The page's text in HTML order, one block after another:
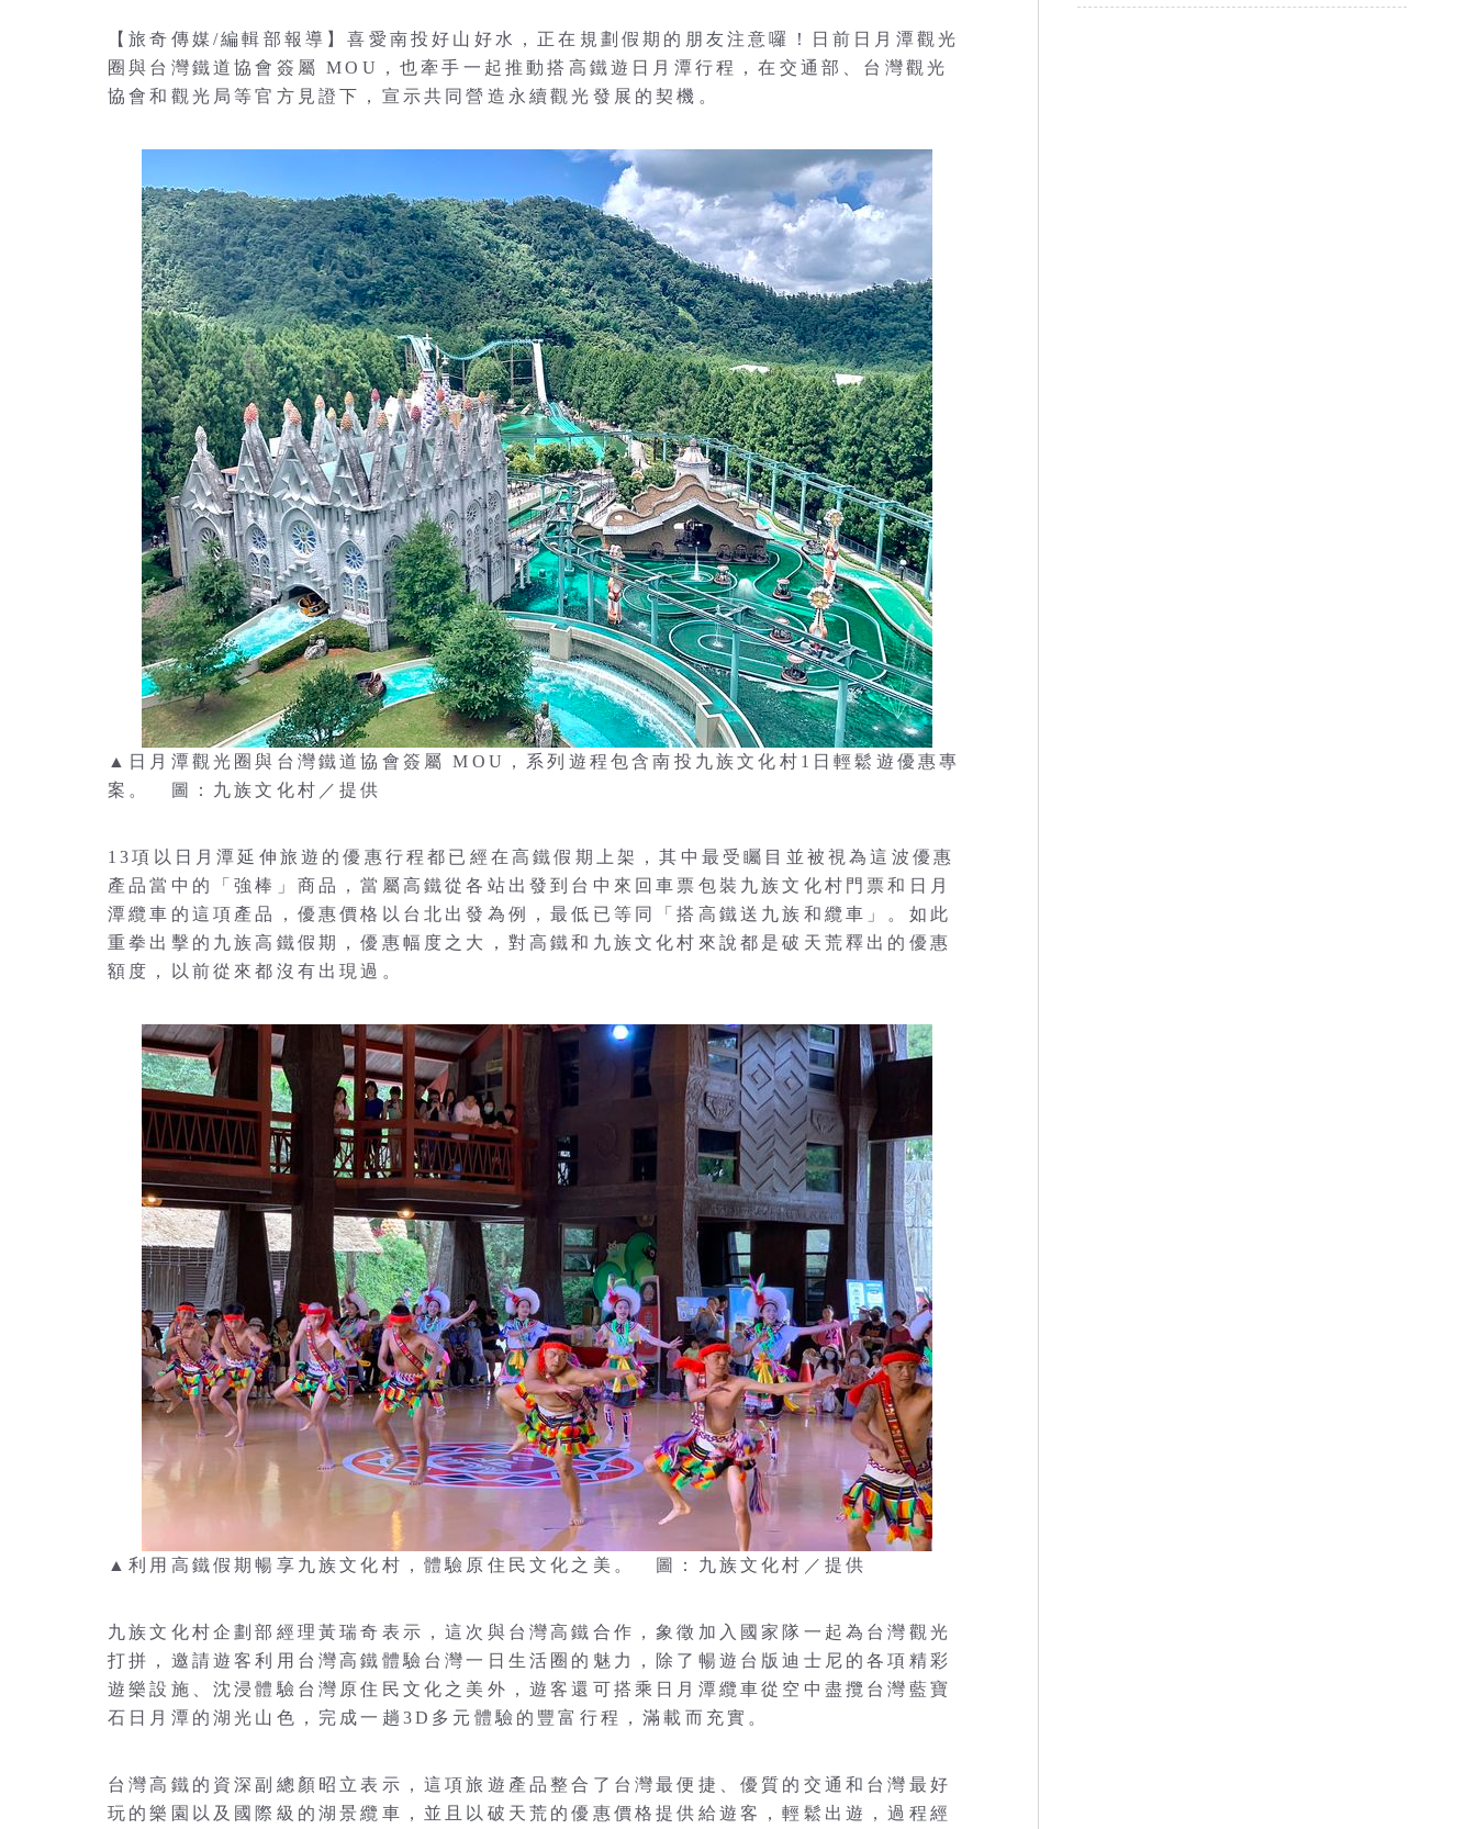
【旅奇傳媒/編輯部報導】喜愛南投好山好水，正在規劃假期的朋友注意囉！日前日月潭觀光
圈與台灣鐵道協會簽屬 MOU，也牽手一起推動搭高鐵遊日月潭行程，在交通部、台灣觀光
協會和觀光局等官方見證下，宣示共同營造永續觀光發展的契機。
▲日月潭觀光圈與台灣鐵道協會簽屬 MOU，系列遊程包含南投九族文化村1日輕鬆遊優惠專
案。 圖：九族文化村／提供
13項以日月潭延伸旅遊的優惠行程都已經在高鐵假期上架，其中最受矚目並被視為這波優惠
產品當中的「強棒」商品，當屬高鐵從各站出發到台中來回車票包裝九族文化村門票和日月
潭纜車的這項產品，優惠價格以台北出發為例，最低已等同「搭高鐵送九族和纜車」。如此
重拳出擊的九族高鐵假期，優惠幅度之大，對高鐵和九族文化村來說都是破天荒釋出的優惠
額度，以前從來都沒有出現過。
▲利用高鐵假期暢享九族文化村，體驗原住民文化之美。 圖：九族文化村／提供
九族文化村企劃部經理黃瑞奇表示，這次與台灣高鐵合作，象徵加入國家隊一起為台灣觀光
打拼，邀請遊客利用台灣高鐵體驗台灣一日生活圈的魅力，除了暢遊台版迪士尼的各項精彩
遊樂設施、沈浸體驗台灣原住民文化之美外，遊客還可搭乘日月潭纜車從空中盡攬台灣藍寶
石日月潭的湖光山色，完成一趟3D多元體驗的豐富行程，滿載而充實。
台灣高鐵的資深副總顏昭立表示，這項旅遊產品整合了台灣最便捷、優質的交通和台灣最好
玩的樂園以及國際級的湖景纜車，並且以破天荒的優惠價格提供給遊客，輕鬆出遊，過程經